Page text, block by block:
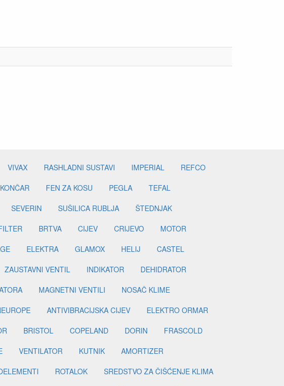
VIVAX RASHLADNI SUSTAVI IMPERIAL
REFCO
KONČAR FEN ZA KOSU PEGLA
TEFAL
SEVERIN SUŠILICA RUBLJA
ŠTEDNJAK
BRTVA CIJEV CRIJEVO
MOTOR
ELEKTRA GLAMOX HELIJ
CASTEL
ZAUSTAVNI VENTIL INDIKATOR
DEHIDRATOR
MAGNETNI VENTILI
NOSAČ KLIME
ANTIVIBRACIJSKA CIJEV
ELEKTRO ORMAR
BRISTOL COPELAND DORIN
FRASCOLD
VENTILATOR KUTNIK
AMORTIZER
ROTALOK
SREDSTVO ZA ČIŠĆENJE KLIMA